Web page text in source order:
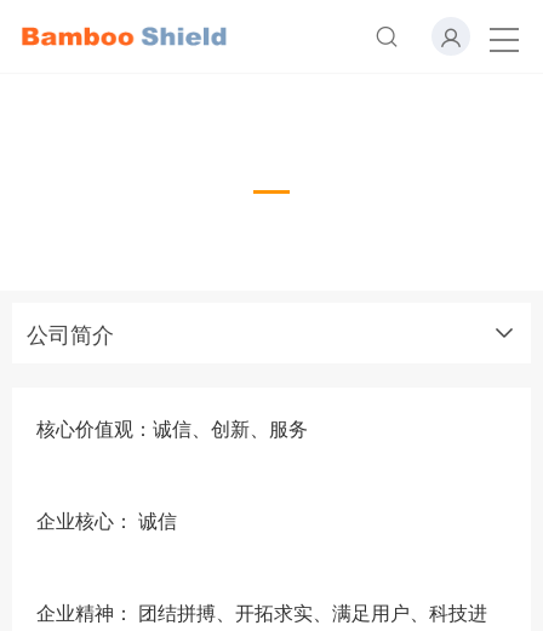
公司简介
核心价值观：诚信、创新、服务
企业核心： 诚信
企业精神： 团结拼搏、开拓求实、满足用户、科技进